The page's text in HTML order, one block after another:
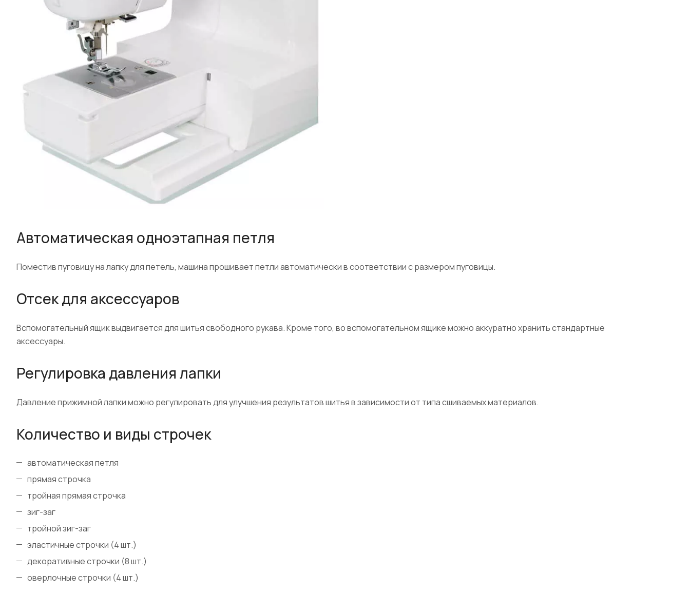
Автоматическая одноэтапная петля
Поместив пуговицу на лапку для петель, машина прошивает петли автоматически в соответствии с размером пуговицы.
Отсек для аксессуаров
Вспомогательный ящик выдвигается для шитья свободного рукава. Кроме того, во вспомогательном ящике можно аккуратно хранить стандартные
аксессуары.
Регулировка давления лапки
Давление прижимной лапки можно регулировать для улучшения результатов шитья в зависимости от типа сшиваемых материалов.
Количество и виды строчек
автоматическая петля
прямая строчка
тройная прямая строчка
зиг-заг
тройной зиг-заг
эластичные строчки (4 шт.)
декоративные строчки (8 шт.)
оверлочные строчки (4 шт.)